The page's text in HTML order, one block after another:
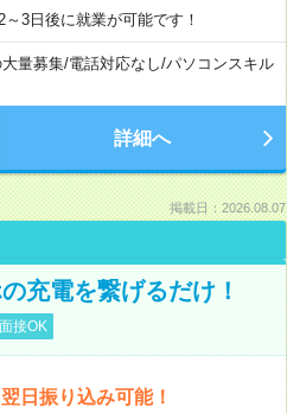
3日後に就業が可能です！
量募集/電話対応なし/パソコンスキル
詳細へ
掲載日：2026.08.07
充電を繋げるだけ！
接OK
日振り込み可能！